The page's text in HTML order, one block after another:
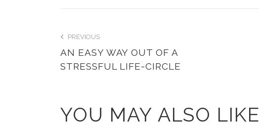
PREVIOUS
AN EASY WAY OUT OF A
STRESSFUL LIFE-CIRCLE
YOU MAY ALSO LIKE